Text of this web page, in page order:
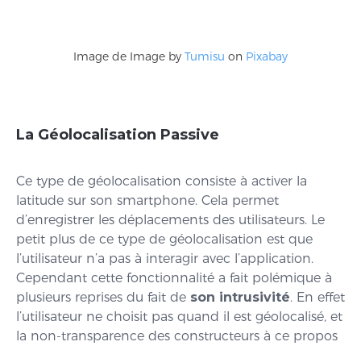
Image de Image by Tumisu on Pixabay
La Géolocalisation Passive
Ce type de géolocalisation consiste à activer la
latitude sur son smartphone. Cela permet
d’enregistrer les déplacements des utilisateurs. Le
petit plus de ce type de géolocalisation est que
l’utilisateur n’a pas à interagir avec l’application.
Cependant cette fonctionnalité a fait polémique à
plusieurs reprises du fait de son intrusivité. En effet
l’utilisateur ne choisit pas quand il est géolocalisé, et
la non-transparence des constructeurs à ce propos